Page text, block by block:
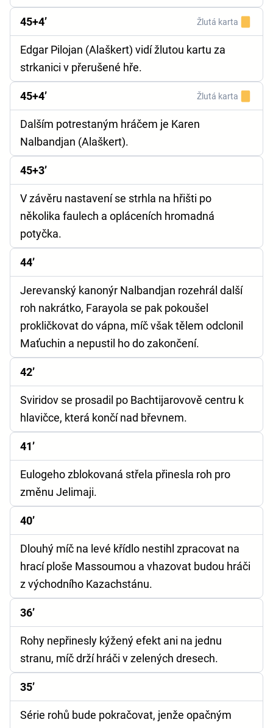
45+4’ Žlutá karta
Edgar Pilojan (Alaškert) vidí žlutou kartu za
strkanici v přerušené hře.
45+4’ Žlutá karta
Dalším potrestaným hráčem je Karen
Nalbandjan (Alaškert).
45+3’
V závěru nastavení se strhla na hřišti po
několika faulech a opláceních hromadná
potyčka.
44’
Jerevanský kanonýr Nalbandjan rozehrál další
roh nakrátko, Farayola se pak pokoušel
prokličkovat do vápna, míč však tělem odclonil
Maťuchin a nepustil ho do zakončení.
42’
Sviridov se prosadil po Bachtijarovově centru k
hlavičce, která končí nad břevnem.
41’
Eulogeho zblokovaná střela přinesla roh pro
změnu Jelimaji.
40’
Dlouhý míč na levé křídlo nestihl zpracovat na
hrací ploše Massoumou a vhazovat budou hráči
z východního Kazachstánu.
36’
Rohy nepřinesly kýžený efekt ani na jednu
stranu, míč drží hráči v zelených dresech.
35’
Série rohů bude pokračovat, jenže opačným